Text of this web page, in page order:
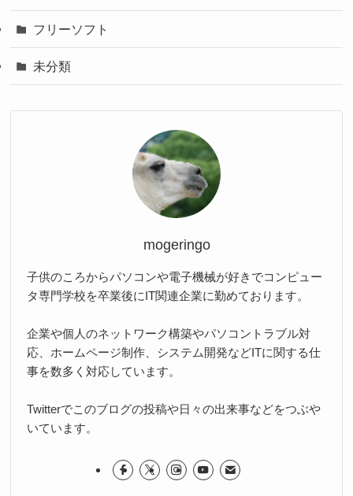
フリーソフト
未分類
mogeringo
子供のころからパソコンや電子機械が好きでコンピュー
タ専門学校を卒業後にIT関連企業に勤めております。
企業や個人のネットワーク構築やパソコントラブル対
応、ホームページ制作、システム開発などITに関する仕
事を数多く対応しています。
Twitterでこのブログの投稿や日々の出来事などをつぶや
いています。